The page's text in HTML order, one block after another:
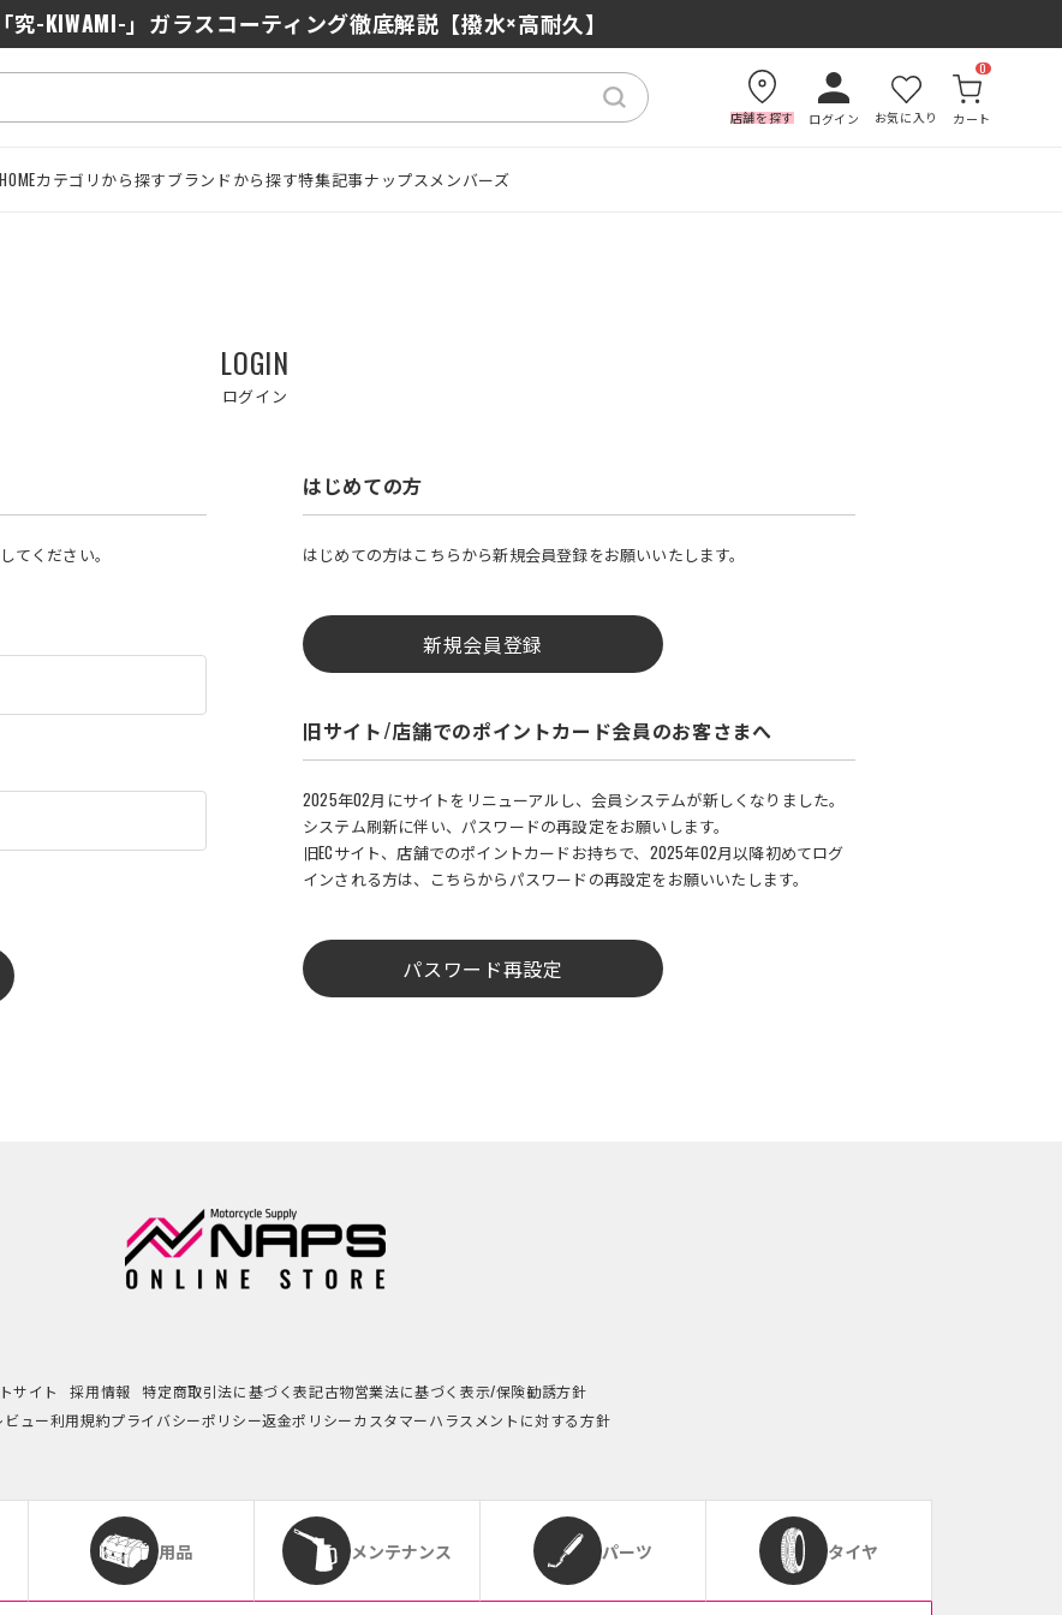
究-KIWAMI-」ガラスコーティング徹底解説【撥水×高耐久】
店舗を探す ログイン お気に入り カート
0
HOMEカテゴリから探すブランドから探す特集記事ナップスメンバーズ
LOGIN
ログイン
てください。
はじめての方
はじめての方はこちらから新規会員登録をお願いいたします。
新規会員登録
旧サイト/店舗でのポイントカード会員のお客さまへ
2025年02月にサイトをリニューアルし、会員システムが新しくなりました。
システム刷新に伴い、パスワードの再設定をお願いします。
旧ECサイト、店舗でのポイントカードお持ちで、2025年02月以降初めてログ
インされる方は、こちらからパスワードの再設定をお願いいたします。
パスワード再設定
サイト 採用情報 特定商取引法に基づく表記古物営業法に基づく表示/保険勧誘方針
ビュー利用規約プライバシーポリシー返金ポリシーカスタマーハラスメントに対する方針
用品 メンテナンス パーツ タイヤ